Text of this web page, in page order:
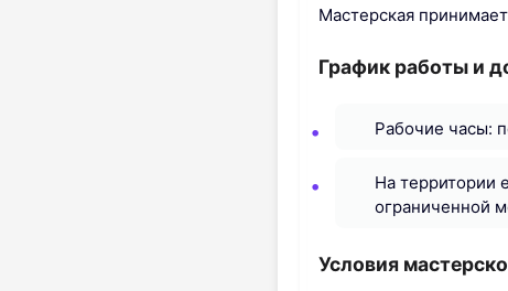
Мастерская
График работы и
Рабочие часы:
На территории
ограниченной
Условия